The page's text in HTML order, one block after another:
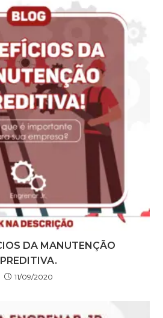
DA MANUTENÇÃO
PREDITIVA.
11/09/2020